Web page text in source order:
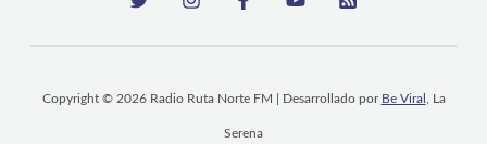
Copyright © 2026 Radio Ruta Norte FM | Desarrollado por Be Viral , La
Serena